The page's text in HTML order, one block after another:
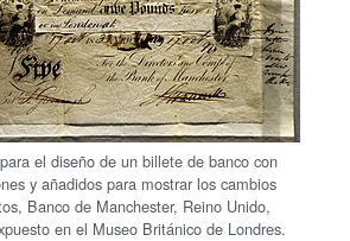
el diseño de un billete de banco con
y añadidos para mostrar los cambios
Banco de Manchester, Reino Unido,
en el Museo Británico de Londres.